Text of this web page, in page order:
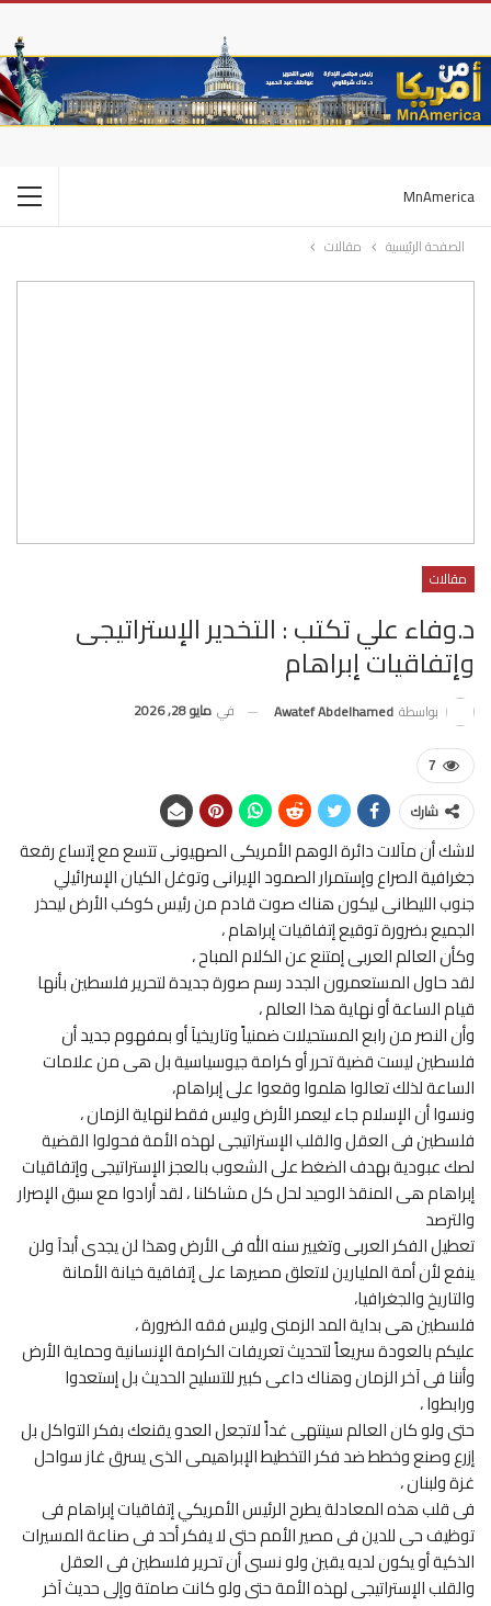
MnAmerica
الصفحة الرئيسية مقالات
مقالات
د.وفاء علي تكتب : التخدير الإستراتيجى
وإتفاقيات إبراهام
بواسطة Awatef Abdelhamed في مايو 28, 2026
7
شارك
لاشك أن مآلات دائرة الوهم الأمريكى الصهيونى تتسع مع إتساع رقعة
جغرافية الصراع وإستمرار الصمود الإيرانى وتوغل الكيان الإسرائيلي
جنوب الليطانى ليكون هناك صوت قادم من رئيس كوكب الأرض ليحذر
الجميع بضرورة توقيع إتفاقيات إبراهام ،
وكأن العالم العربى إمتنع عن الكلام المباح ،
لقد حاول المستعمرون الجدد رسم صورة جديدة لتحرير فلسطين بأنها
قيام الساعة أو نهاية هذا العالم ،
وأن النصر من رابع المستحيلات ضمنياً وتاريخيآ أو بمفهوم جديد أن
فلسطين ليست قضية تحرر أو كرامة جيوسياسية بل هى من علامات
الساعة لذلك تعالوا هلموا وقعوا على إبراهام،
ونسوا أن الإسلام جاء ليعمر الأرض وليس فقط لنهاية الزمان ،
فلسطين فى العقل والقلب الإستراتيجى لهذه الأمة فحولوا القضية
لصك عبودية بهدف الضغط على الشعوب بالعجز الإستراتيجى وإتفاقيات
إبراهام هى المنقذ الوحيد لحل كل مشاكلنا ، لقد أرادوا مع سبق الإصرار
والترصد
تعطيل الفكر العربى وتغيير سنه الله فى الأرض وهذا لن يجدى أبدآ ولن
ينفع لأن أمة المليارين لاتعلق مصيرها على إتفاقية خيانة الأمانة
والتاريخ والجغرافيا،
فلسطين هى بداية المد الزمنى وليس فقه الضرورة ،
عليكم بالعودة سريعاً لتحديث تعريفات الكرامة الإنسانية وحماية الأرض
وأننا فى آخر الزمان وهناك داعى كبير للتسليح الحديث بل إستعدوا
ورابطوا ،
حتى ولو كان العالم سينتهى غداً لاتجعل العدو يقنعك بفكر التواكل بل
إزرع وصنع وخطط ضد فكر التخطيط الإبراهيمى الذى يسرق غاز سواحل
غزة ولبنان ،
فى قلب هذه المعادلة يطرح الرئيس الأمريكي إتفاقيات إبراهام فى
توظيف حى للدين فى مصير الأمم حتى لا يفكر أحد فى صناعة المسيرات
الذكية أو يكون لديه يقين ولو نسبى أن تحرير فلسطين فى العقل
والقلب الإستراتيجى لهذه الأمة حتى ولو كانت صامتة وإلى حديث آخر